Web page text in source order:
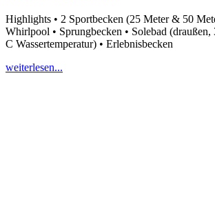
Highlights • 2 Sportbecken (25 Meter & 50
Whirlpool • Sprungbecken • Solebad (draußen,
C Wassertemperatur) • Erlebnisbecken
weiterlesen...